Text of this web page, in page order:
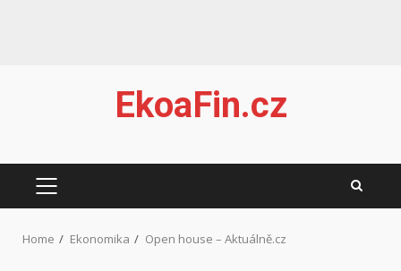
EkoaFin.cz
PRIMARY
Home Ekonomika Open house – Aktuálně.cz